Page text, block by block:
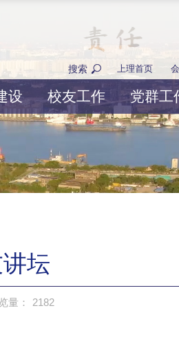
上理首页
搜索
设 校友工作 党群工
坛
量： 2182